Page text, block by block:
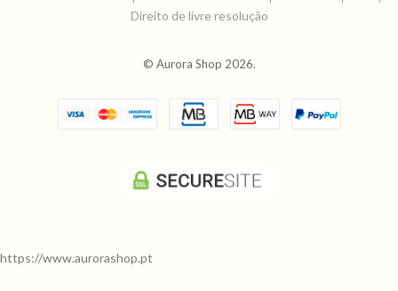
Direito de livre resolução
© Aurora Shop 2026.
https://www.aurorashop.pt